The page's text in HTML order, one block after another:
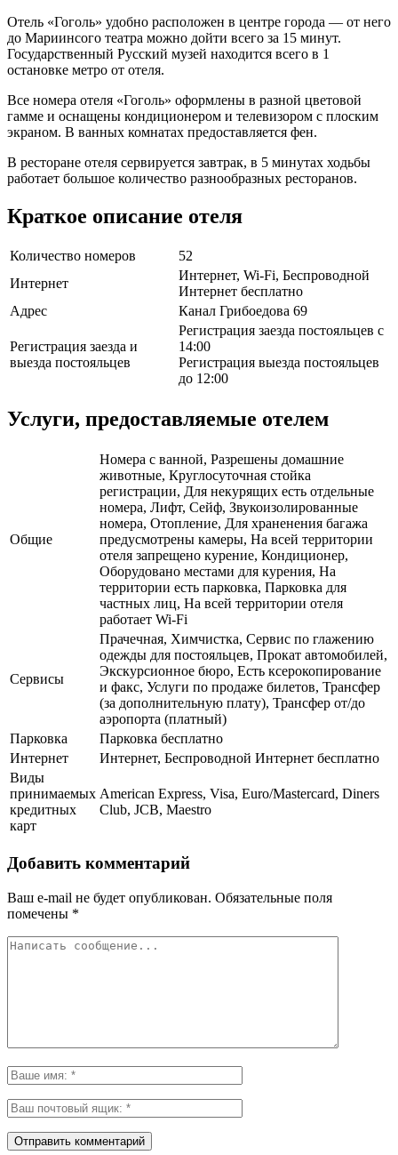
Отель «Гоголь» удобно расположен в центре города — от него
до Мариинсого театра можно дойти всего за 15 минут.
Государственный Русский музей находится всего в 1
остановке метро от отеля.
Все номера отеля «Гоголь» оформлены в разной цветовой
гамме и оснащены кондиционером и телевизором с плоским
экраном. В ванных комнатах предоставляется фен.
В ресторане отеля сервируется завтрак, в 5 минутах ходьбы
работает большое количество разнообразных ресторанов.
Краткое описание отеля
Количество номеров
52
Интернет
Интернет, Wi-Fi, Беспроводной
Интернет бесплатно
Адрес
Канал Грибоедова 69
Регистрация заезда и
выезда постояльцев
Регистрация заезда постояльцев с
14:00
Регистрация выезда постояльцев
до 12:00
Услуги, предоставляемые отелем
Общие
Номера с ванной, Разрешены домашние
животные, Круглосуточная стойка
регистрации, Для некурящих есть отдельные
номера, Лифт, Сейф, Звукоизолированные
номера, Отопление, Для храненения багажа
предусмотрены камеры, На всей территории
отеля запрещено курение, Кондиционер,
Оборудовано местами для курения, На
территории есть парковка, Парковка для
частных лиц, На всей территории отеля
работает Wi-Fi
Сервисы
Прачечная, Химчистка, Сервис по глажению
одежды для постояльцев, Прокат автомобилей,
Экскурсионное бюро, Есть ксерокопирование
и факс, Услуги по продаже билетов, Трансфер
(за дополнительную плату), Трансфер от/до
аэропорта (платный)
Парковка
Парковка бесплатно
Интернет
Интернет, Беспроводной Интернет бесплатно
Виды
принимаемых
кредитных
карт
American Express, Visa, Euro/Mastercard, Diners
Club, JCB, Maestro
Добавить комментарий
Ваш e-mail не будет опубликован. Обязательные поля
помечены *